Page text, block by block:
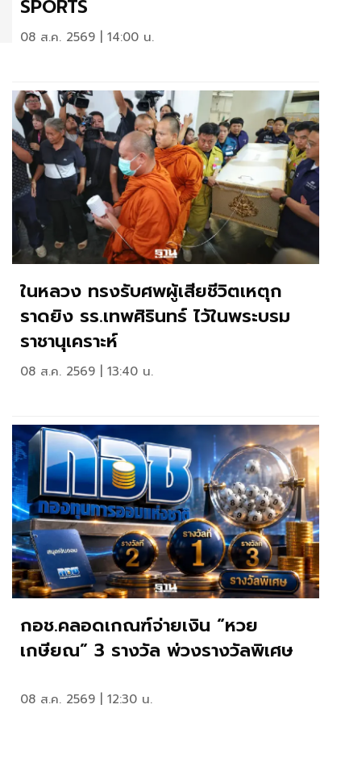
SPORTS
08 ส.ค. 2569 | 14:00 น.
ในหลวง ทรงรับศพผู้เสียชีวิตเหตุก
ราดยิง รร.เทพศิรินทร์ ไว้ในพระบรม
ราชานุเคราะห์
08 ส.ค. 2569 | 13:40 น.
กอช.คลอดเกณฑ์จ่ายเงิน “หวย
เกษียณ” 3 รางวัล พ่วงรางวัลพิเศษ
08 ส.ค. 2569 | 12:30 น.